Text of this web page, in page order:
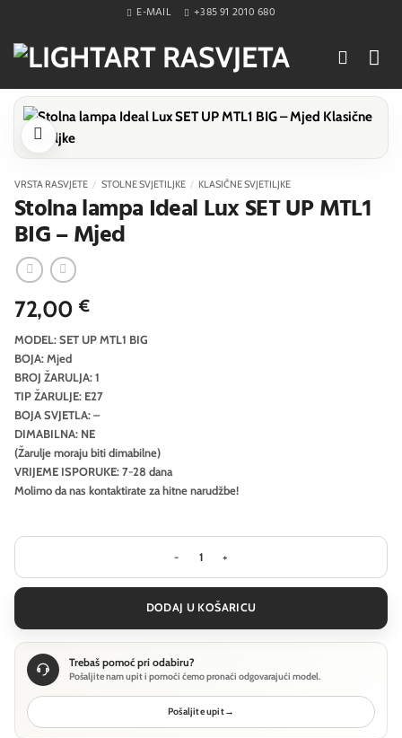
content
E-MAIL +385 91 2010 680
VRSTA RASVJETE / STOLNE SVJETILJKE / KLASIČNE SVJETILJKE
Stolna lampa Ideal Lux SET UP MTL1
BIG – Mjed
72,00 €
MODEL: SET UP MTL1 BIG
BOJA: Mjed
BROJ ŽARULJA: 1
TIP ŽARULJE: E27
BOJA SVJETLA: –
DIMABILNA: NE
(Žarulje moraju biti dimabilne)
VRIJEME ISPORUKE: 7-28 dana
Molimo da nas kontaktirate za hitne narudžbe!
Stolna lampa Ideal Lux SET UP
DODAJ U KOŠARICU
Trebaš pomoć pri odabiru?
Pošaljite nam upit i pomoći ćemo pronaći odgovarajući model.
Pošaljite upit→